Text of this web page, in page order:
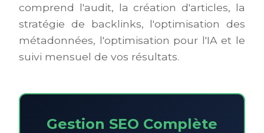
comprend l'audit, la création d'articles, la
stratégie de backlinks, l'optimisation des
métadonnées, l'optimisation pour l'IA et le
suivi mensuel de vos résultats.
Gestion SEO Complète